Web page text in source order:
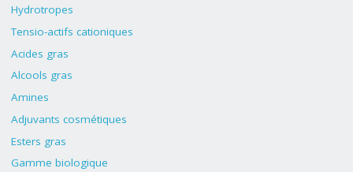
Hydrotropes
Tensio-actifs cationiques
Acides gras
Alcools gras
Amines
Adjuvants cosmétiques
Esters gras
Gamme biologique